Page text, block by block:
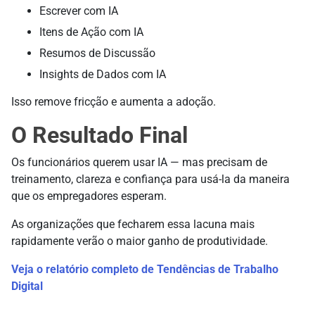
Escrever com IA
Itens de Ação com IA
Resumos de Discussão
Insights de Dados com IA
Isso remove fricção e aumenta a adoção.
O Resultado Final
Os funcionários querem usar IA — mas precisam de
treinamento, clareza e confiança para usá-la da maneira
que os empregadores esperam.
As organizações que fecharem essa lacuna mais
rapidamente verão o maior ganho de produtividade.
Veja o relatório completo de Tendências de Trabalho
Digital